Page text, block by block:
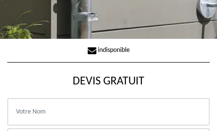
indisponible
DEVIS GRATUIT